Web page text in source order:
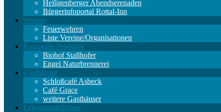
Heiligenberger Abendserenaden
Bürgerinfoportal Rottal-Inn
Vereine
Feuerwehren
Liste Vereine/Organisationen
Regionale Produkte
Biohof Stallhofer
Engel Naturbrennerei
Gasthäuser
Schloßcafé Asbeck
Café Grace
weitere Gasthäuser
Lebensmittelläden